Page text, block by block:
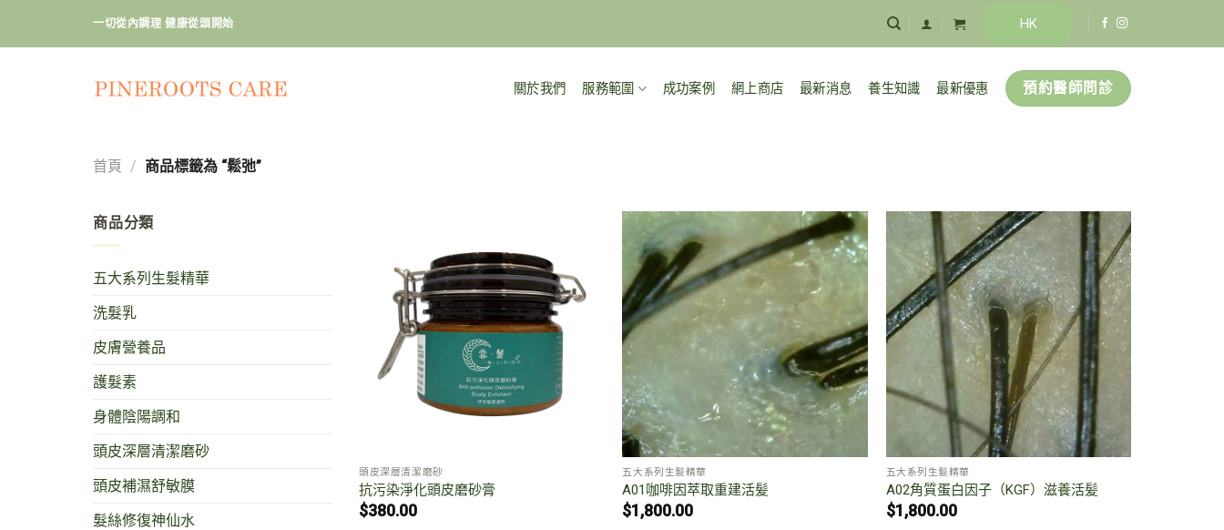
一切從內調理 健康從頭開始 HK
關於我們 服務範圍 成功案例 網上商店 最新消息 養生知識 最新優惠 預約醫師問診
首頁 / 商品標籤為 “鬆弛”
商品分類
五大系列生髮精華
洗髮乳
皮膚營養品
護髮素
身體陰陽調和
頭皮深層清潔磨砂
頭皮補濕舒敏膜
髮絲修復神仙水
頭皮深層清潔磨砂
抗污染淨化頭皮磨砂膏
$380.00
五大系列生髮精華
A01咖啡因萃取重建活髪
$1,800.00
五大系列生髮精華
A02角質蛋白因子（KGF）滋養活髪
$1,800.00